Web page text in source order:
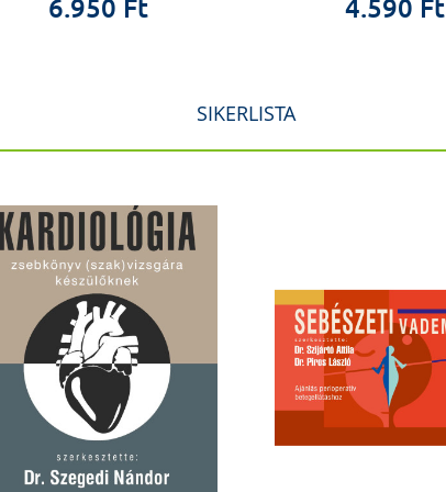
6.950 Ft 4.590 Ft
SIKERLISTA